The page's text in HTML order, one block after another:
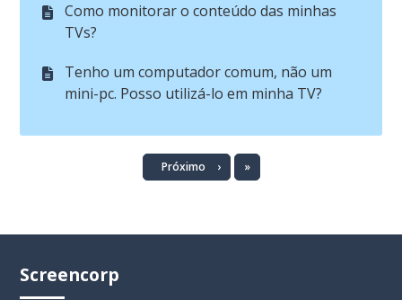
Como monitorar o conteúdo das minhas
TVs?
Tenho um computador comum, não um
mini-pc. Posso utilizá-lo em minha TV?
Próximo › Último
»
Screencorp